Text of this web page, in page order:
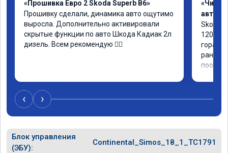
«Прошивка Евро 2 Skoda Superb B6»
Прошивку сделали, динамика авто ощутимо
выросла. Дополнительно активировали
скрытые функции по авто Шкода Кадиак 2л
дизель. Всем рекомендую 👍🏼
«Чип
Skoda
120
раньше
‹ ›
Блок управления
(ЭБУ):
Continental_Simos_18_1_TC1791